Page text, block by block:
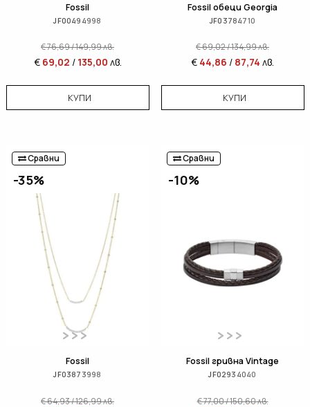
Fossil
JF00494998
€76,69/149,99лв.
€ 69,02 / 135,00 лв.
КУПИ
Fossil обеци Georgia
JF03784710
€69,02/134,99лв.
€ 44,86 / 87,74 лв.
КУПИ
Сравни
-35%
Fossil
JF03873998
€64,93/126,99лв.
Сравни
-10%
Fossil гривна Vintage
JF02934040
€77,00/150,60лв.